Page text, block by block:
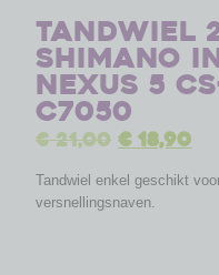
Tandwiel
Shimano
Nexus 5
C7050
€21,00 €18,90
Tandwiel enkel geschikt
versnellingsnaven.